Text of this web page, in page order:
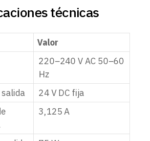
técnicas
Valor
220–240 V AC 50–60
Hz
24 V DC fija
3,125 A